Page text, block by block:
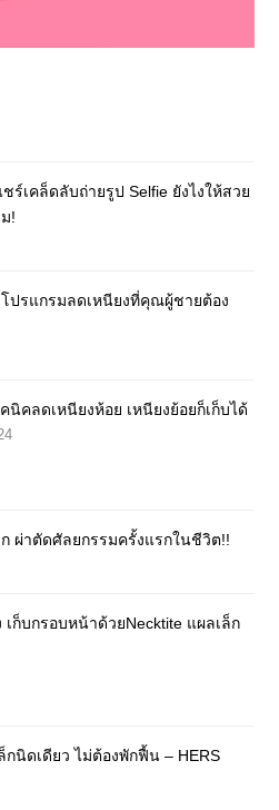
ร์เคล็ดลับถ่ายรูป Selfie ยังไงให้สวย
!
ปรแกรมลดเหนียงที่คุณผู้ชายต้อง
นิคลดเหนียงห้อย เหนียงย้อยก็เก็บได้
ผ่าตัดศัลยกรรมครั้งแรกในชีวิต!!
ก็บกรอบหน้าด้วยNecktite แผลเล็ก
กนิดเดียว ไม่ต้องพักฟื้น – HERS